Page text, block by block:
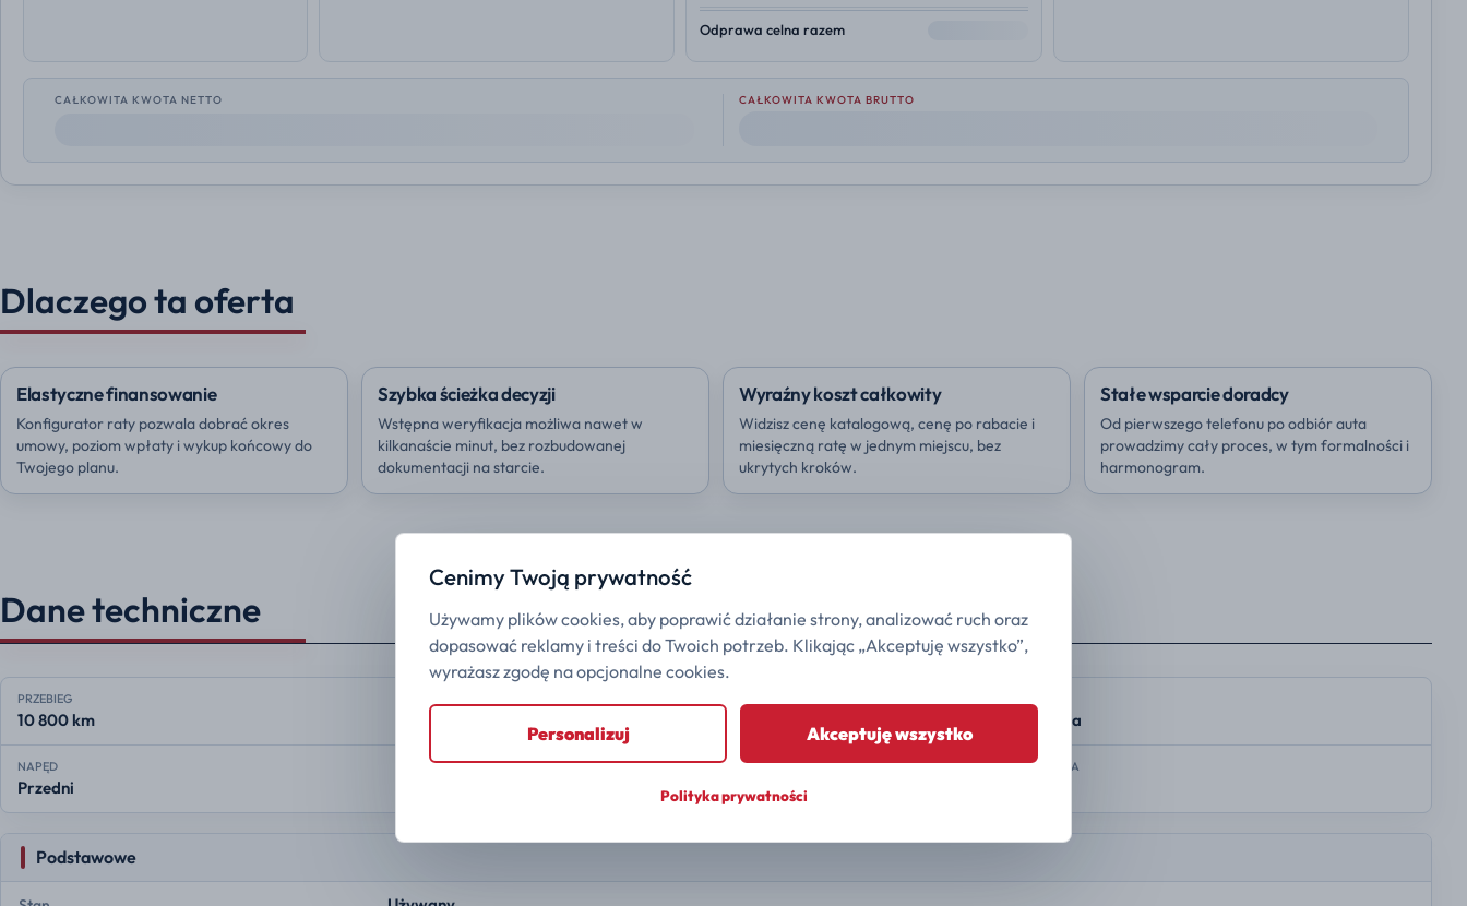
Odprawa celna razem
CAŁKOWITA KWOTA NETTO CAŁKOWITA KWOTA BRUTTO
Dlaczego ta oferta
Elastyczne finansowanie
Konfigurator raty pozwala dobrać okres
umowy, poziom wpłaty i wykup końcowy do
Twojego planu.
Szybka ścieżka decyzji
Wstępna weryfikacja możliwa nawet w
kilkanaście minut, bez rozbudowanej
dokumentacji na starcie.
Wyraźny koszt całkowity
Widzisz cenę katalogową, cenę po rabacie i
miesięczną ratę w jednym miejscu, bez
ukrytych kroków.
Stałe wsparcie doradcy
Od pierwszego telefonu po odbiór auta
prowadzimy cały proces, w tym formalności i
harmonogram.
Dane techniczne
PRZEBIEG
10 800 km Automatyczna
NAPĘD
Przedni
MOC KOLOR NADWOZIA
Podstawowe
Cenimy Twoją prywatność
Używamy plików cookies, aby poprawić działanie strony, analizować ruch oraz
dopasować reklamy i treści do Twoich potrzeb. Klikając „Akceptuję wszystko”,
wyrażasz zgodę na opcjonalne cookies.
Personalizuj Akceptuję wszystko
Polityka prywatności